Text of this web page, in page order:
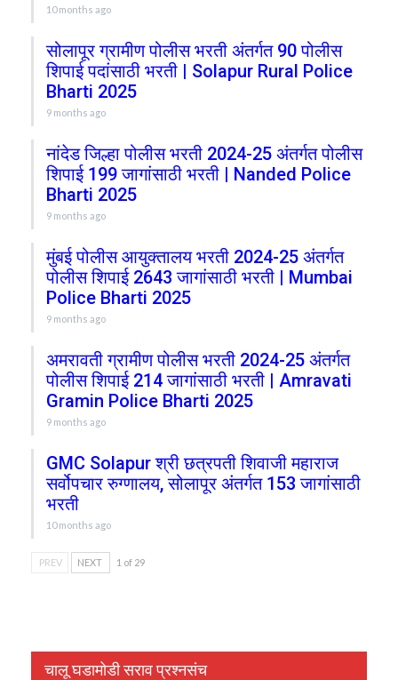
10 months ago
सोलापूर ग्रामीण पोलीस भरती अंतर्गत 90 पोलीस
शिपाई पदांसाठी भरती | Solapur Rural Police
Bharti 2025
9 months ago
नांदेड जिल्हा पोलीस भरती 2024-25 अंतर्गत पोलीस
शिपाई 199 जागांसाठी भरती | Nanded Police
Bharti 2025
9 months ago
मुंबई पोलीस आयुक्तालय भरती 2024-25 अंतर्गत
पोलीस शिपाई 2643 जागांसाठी भरती | Mumbai
Police Bharti 2025
9 months ago
अमरावती ग्रामीण पोलीस भरती 2024-25 अंतर्गत
पोलीस शिपाई 214 जागांसाठी भरती | Amravati
Gramin Police Bharti 2025
9 months ago
GMC Solapur श्री छत्रपती शिवाजी महाराज
सर्वोपचार रुग्णालय, सोलापूर अंतर्गत 153 जागांसाठी
भरती
10 months ago
PREV NEXT 1 of 29
चालू घडामोडी सराव प्रश्नसंच